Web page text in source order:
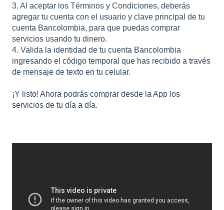
3. Al aceptar los Términos y Condiciones, deberás
agregar tu cuenta con el usuario y clave principal de tu
cuenta Bancolombia, para que puedas comprar
servicios usando tu dinero.
4. Valida la identidad de tu cuenta Bancolombia
ingresando el código temporal que has recibido a través
de mensaje de texto en tu celular.
¡Y listo! Ahora podrás comprar desde la App los
servicios de tu día a día.